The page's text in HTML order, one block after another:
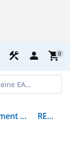
construction person shopping_cart0
Montageelement für Türstation REW227Y